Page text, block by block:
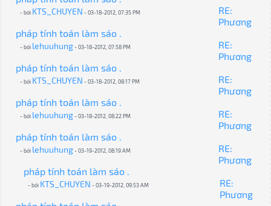
- bởi KTS_CHUYEN - 03-18-2012, 07:35 PM
RE:
Phương
pháp tính toán làm sáo .
- bởi lehuuhung- 03-18-2012, 07:58 PM
RE:
Phương
pháp tính toán làm sáo .
- bởi KTS_CHUYEN - 03-18-2012, 08:17 PM
RE:
Phương
pháp tính toán làm sáo .
- bởi lehuuhung- 03-18-2012, 08:22 PM
RE:
Phương
pháp tính toán làm sáo .
- bởi lehuuhung- 03-19-2012, 08:19 AM
RE:
Phương
pháp tính toán làm sáo .
- bởi KTS_CHUYEN - 03-19-2012, 09:53 AM
RE:
Phương